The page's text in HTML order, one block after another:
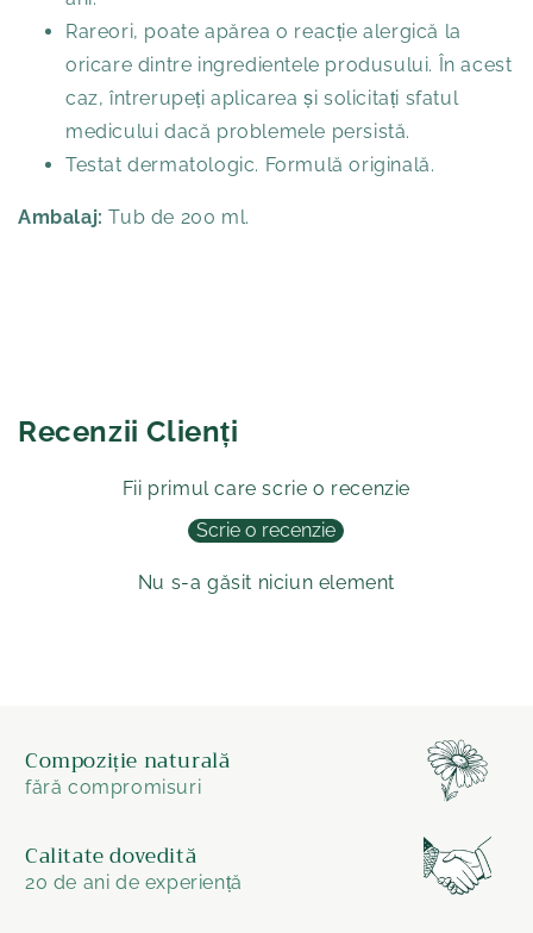
Rareori, poate apărea o reacție alergică la
oricare dintre ingredientele produsului. În acest
caz, întrerupeți aplicarea și solicitați sfatul
medicului dacă problemele persistă.
Testat dermatologic. Formulă originală.
Ambalaj:Tub de 200 ml.
Recenzii Clienți
Fii primul care scrie o recenzie
Scrie o recenzie
Nu s-a găsit niciun element
Compoziție naturală
fără compromisuri
Calitate dovedită
20 de ani de experiență